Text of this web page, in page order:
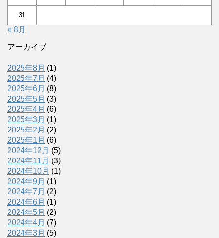
31
« 8月
アーカイブ
2025年8月 (1)
2025年7月 (4)
2025年6月 (8)
2025年5月 (3)
2025年4月 (6)
2025年3月 (1)
2025年2月 (2)
2025年1月 (6)
2024年12月 (5)
2024年11月 (3)
2024年10月 (1)
2024年9月 (1)
2024年7月 (2)
2024年6月 (1)
2024年5月 (2)
2024年4月 (7)
2024年3月 (5)